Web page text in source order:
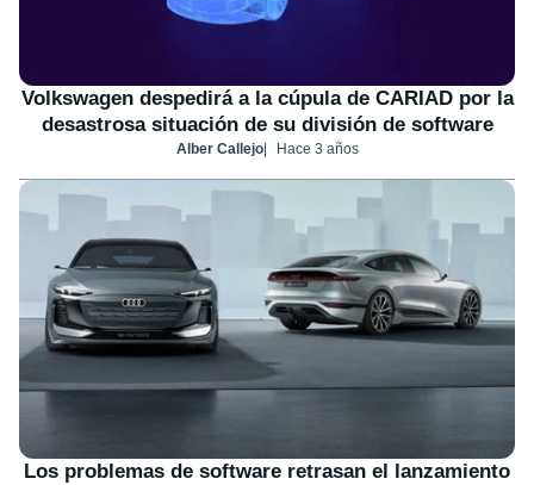
Volkswagen despedirá a la cúpula de CARIAD por la
desastrosa situación de su división de software
Alber Callejo Hace 3 años
Los problemas de software retrasan el lanzamiento